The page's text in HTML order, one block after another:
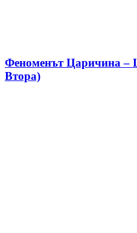
Феноменът Царичина –
Втора)